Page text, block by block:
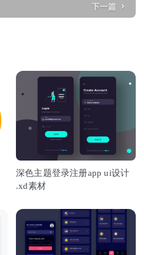
下一篇
深色主题登录注册app ui设计
.xd素材